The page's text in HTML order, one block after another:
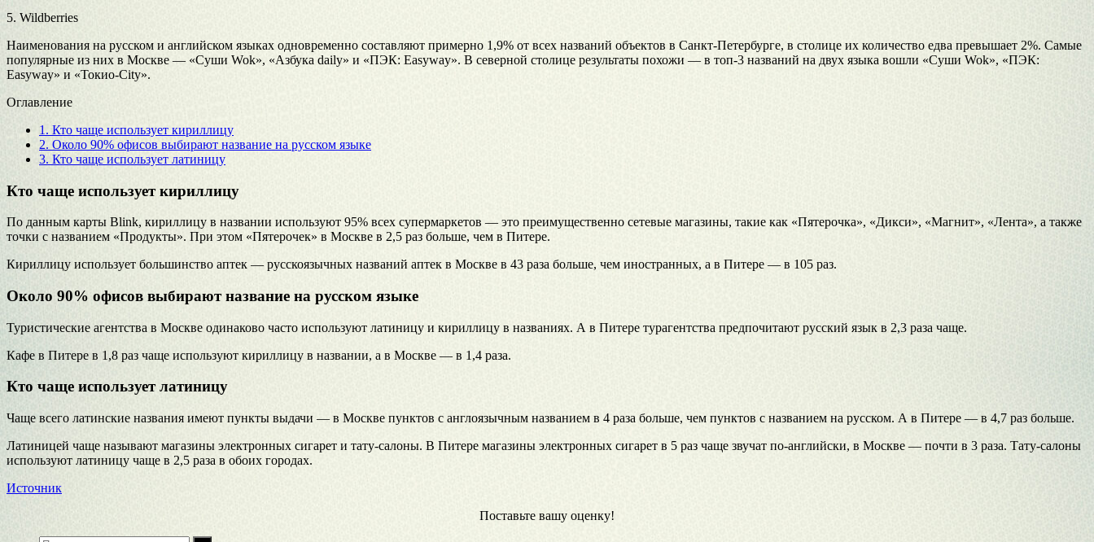
5. Wildberries
Наименования на русском и английском языках одновременно составляют примерно 1,9% от всех названий объектов в Санкт-Петербурге, в столице их количество едва превышает 2%. Самые
популярные из них в Москве — «Суши Wok», «Азбука daily» и «ПЭК: Easyway». В северной столице результаты похожи — в топ-3 названий на двух языка вошли «Суши Wok», «ПЭК:
Easyway» и «Токио-City».
Оглавление
1. Кто чаще использует кириллицу
2. Около 90% офисов выбирают название на русском языке
3. Кто чаще использует латиницу
Кто чаще использует кириллицу
По данным карты Blink, кириллицу в названии используют 95% всех супермаркетов — это преимущественно сетевые магазины, такие как «Пятерочка», «Дикси», «Магнит», «Лента», а также
точки с названием «Продукты». При этом «Пятерочек» в Москве в 2,5 раз больше, чем в Питере.
Кириллицу использует большинство аптек — русскоязычных названий аптек в Москве в 43 раза больше, чем иностранных, а в Питере — в 105 раз.
Около 90% офисов выбирают название на русском языке
Туристические агентства в Москве одинаково часто используют латиницу и кириллицу в названиях. А в Питере турагентства предпочитают русский язык в 2,3 раза чаще.
Кафе в Питере в 1,8 раз чаще используют кириллицу в названии, а в Москве — в 1,4 раза.
Кто чаще использует латиницу
Чаще всего латинские названия имеют пункты выдачи — в Москве пунктов с англоязычным названием в 4 раза больше, чем пунктов с названием на русском. А в Питере — в 4,7 раз больше.
Латиницей чаще называют магазины электронных сигарет и тату-салоны. В Питере магазины электронных сигарет в 5 раз чаще звучат по-английски, в Москве — почти в 3 раза. Тату-салоны
используют латиницу чаще в 2,5 раза в обоих городах.
Источник
Поставьте вашу оценку!